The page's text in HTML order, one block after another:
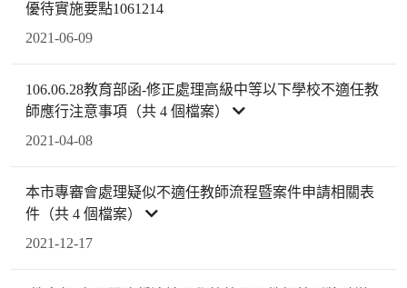
優待實施要點1061214
2021-06-09
106.06.28教育部函-修正處理高級中等以下學校不適任教
師應行注意事項（共 4 個檔案）
2021-04-08
本市專審會處理疑似不適任教師流程暨案件申請相關表
件（共 4 個檔案）
2021-12-17